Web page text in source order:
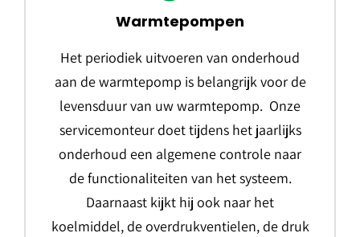
Warmtepompen
Het periodiek uitvoeren van onderhoud
aan de warmtepomp is belangrijk voor de
levensduur van uw warmtepomp. Onze
servicemonteur doet tijdens het jaarlijks
onderhoud een algemene controle naar
de functionaliteiten van het systeem.
Daarnaast kijkt hij ook naar het
koelmiddel, de overdrukventielen, de druk